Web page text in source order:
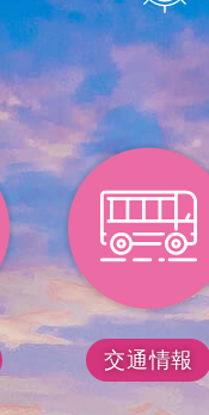
交通情報